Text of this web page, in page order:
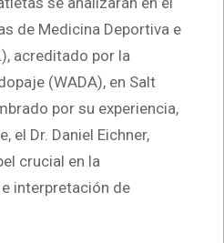
de Medicina Deportiva e
acreditado por la
(WADA), en Salt
por su experiencia,
el Dr. Daniel Eichner,
crucial en la
interpretación de